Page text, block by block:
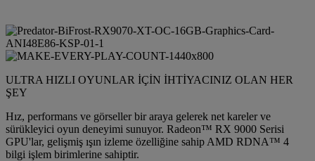
ULTRA HIZLI OYUNLAR İÇİN İHTİYACINIZ OLAN HER
ŞEY
Hız, performans ve görseller bir araya gelerek net kareler ve
sürükleyici oyun deneyimi sunuyor. Radeon™ RX 9000 Serisi
GPU'lar, gelişmiş ışın izleme özelliğine sahip AMD RDNA™ 4
bilgi işlem birimlerine sahiptir.